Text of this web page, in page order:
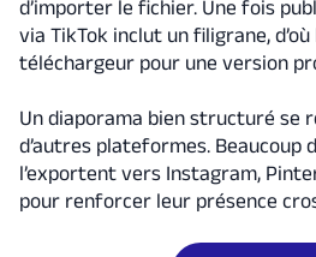
d’importer le fichier. Une fois
via TikTok inclut un filigrane,
téléchargeur pour une version
Un diaporama bien structuré se
d’autres plateformes. Beaucoup
l’exportent vers Instagram,
pour renforcer leur présence